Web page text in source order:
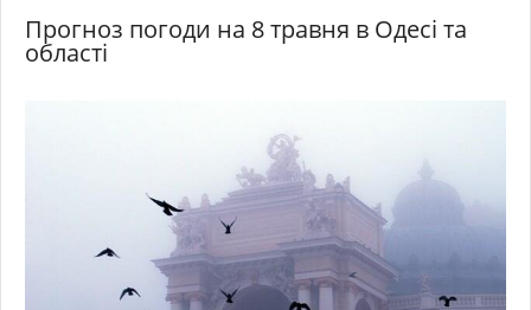
Прогноз погоди на 8 травня в Одесі та
області